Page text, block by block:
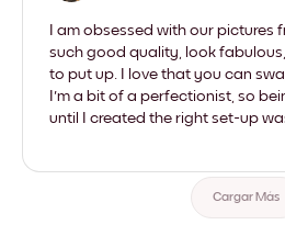
I am obsessed with our pictures
such good quality, look
to put up. I love that you can
I'm a bit of a perfectionist, so
until I created the right set-up
Cargar Más